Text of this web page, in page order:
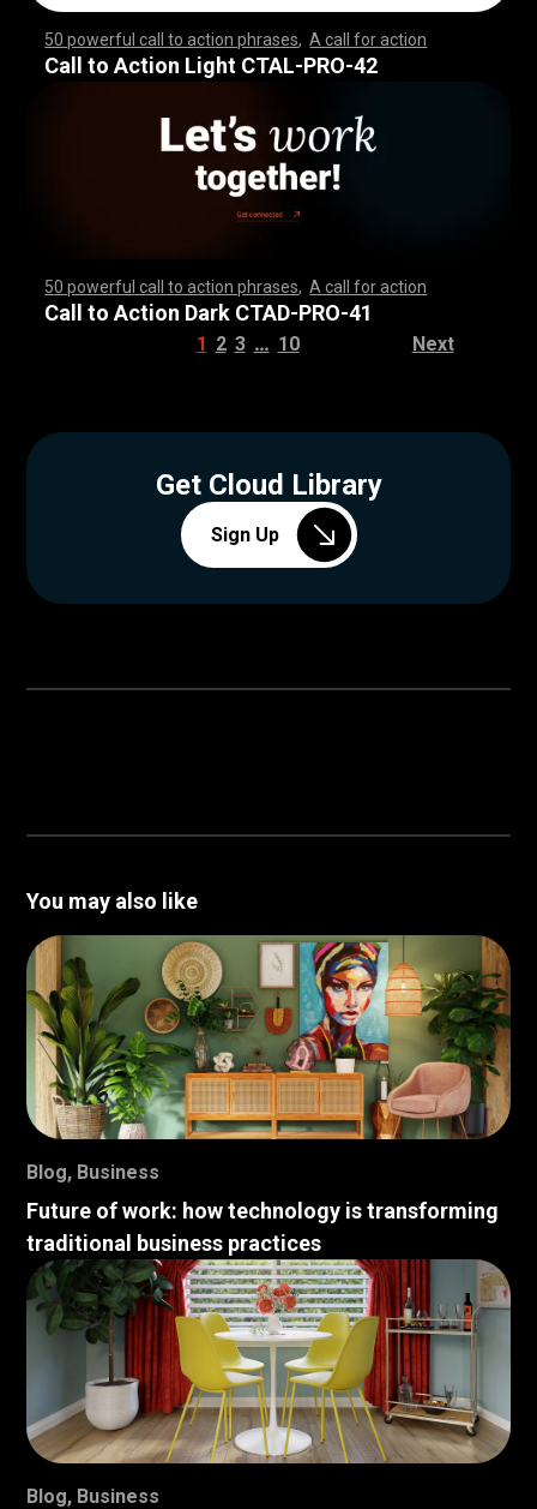
50 powerful call to action phrases ,A call for action
,,,,,,,,,,,,,,,,,,,,,,,,,,,,,,,,,,,, ,,,,,,,,,,,,,,,,,,
,,,,,,,,,,,,,,,,,,,,,,,,,,,,,,,,,,,, ,,,,,,,,,,,,,,,,,,
,,,,,,,,,,,,,,,,,,,,,,,
Call to Action Light CTAL-PRO-42
50 powerful call to action phrases ,A call for action
,,,,,,,,,,,,,,,,,,,,,,,,,,,,,,,,,,,, ,,,,,,,,,,,,,,,,,,
,,,,,,,,,,,,,,,,,,,,,,,,,,,,,,,,,,,, ,,,,,,,,,,,,,,,,,,
,,,,,,,,,,,,,,,,,,,,,,,
Call to Action Dark CTAD-PRO-41
1 2 3 … 10 Next
Get Cloud Library
Sign Up
You may also like
Blog, Business
Future of work: how technology is transforming
traditional business practices
Blog, Business